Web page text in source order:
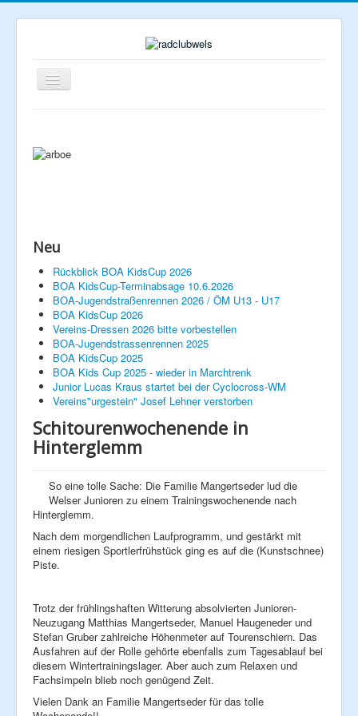
Navigation
an/aus
Home
Rennberichte
Veranstaltungen
Verein
Vorstand
Geschichte
Mitglied werden
Fan - Artikel
Clubkalender
Unsere Sponsoren
Rennlizenzen
Next Generation
Hobby
Ausfahrten
Galerie
2014
2016
2017
2020
2021
2022
2023
Neu
Rückblick BOA KidsCup 2026
BOA KidsCup-Terminabsage 10.6.2026
BOA-Jugendstraßenrennen 2026 / ÖM U13 - U17
BOA KidsCup 2026
Vereins-Dressen 2026 bitte vorbestellen
BOA-Jugendstrassenrennen 2025
BOA KidsCup 2025
BOA Kids Cup 2025 - wieder in Marchtrenk
Junior Lucas Kraus startet bei der Cyclocross-WM
Vereins"urgestein" Josef Lehner verstorben
Schitourenwochenende in
Hinterglemm
So eine tolle Sache: Die Familie Mangertseder lud die
Welser Junioren zu einem Trainingswochenende nach
Hinterglemm.
Nach dem morgendlichen Laufprogramm, und gestärkt mit
einem riesigen Sportlerfrühstück ging es auf die (Kunstschnee)
Piste.
Trotz der frühlingshaften Witterung absolvierten Junioren-
Neuzugang Matthias Mangertseder, Manuel Haugeneder und
Stefan Gruber zahlreiche Höhenmeter auf Tourenschiern. Das
Ausfahren auf der Rolle gehörte ebenfalls zum Tagesablauf bei
diesem Wintertrainingslager. Aber auch zum Relaxen und
Fachsimpeln blieb noch genügend Zeit.
Vielen Dank an Familie Mangertseder für das tolle